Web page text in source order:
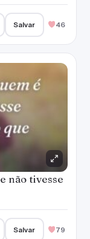
Salvar 46
não tivesse
Salvar 79